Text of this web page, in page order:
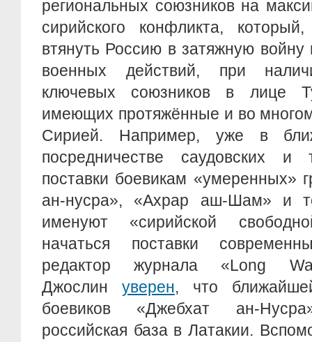
региональных союзников на
сирийского конфликта,
втянуть Россию в затяжную
военных действий, при
ключевых союзников в лице
имеющих протяжённые и во
Сирией. Например, уже в
посредничестве саудовских и
поставки боевикам «умеренных»
ан-нусра», «Ахрар аш-Шам» и
именуют «сирийской
начаться поставки
редактор журнала «Long
Джослин уверен, что
боевиков «Джебхат ан-
российская база в Латакии.